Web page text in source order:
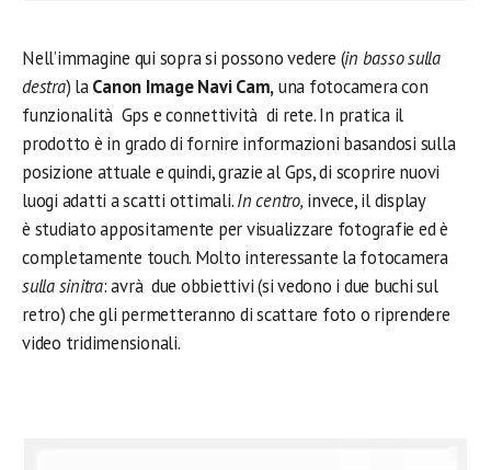
Nell’immagine qui sopra si possono vedere (in basso sulla
destra) laCanon Image Navi Cam,una fotocamera con
funzionalità Gps e connettività di rete. In pratica il
prodotto è in grado di fornire informazioni basandosi sulla
posizione attuale e quindi, grazie al Gps, di scoprire nuovi
luogi adatti a scatti ottimali.In centro,invece, il display
è studiato appositamente per visualizzare fotografie ed è
completamente touch. Molto interessante la fotocamera
sulla sinitra: avrà due obbiettivi (si vedono i due buchi sul
retro) che gli permetteranno di scattare foto o riprendere
video tridimensionali.